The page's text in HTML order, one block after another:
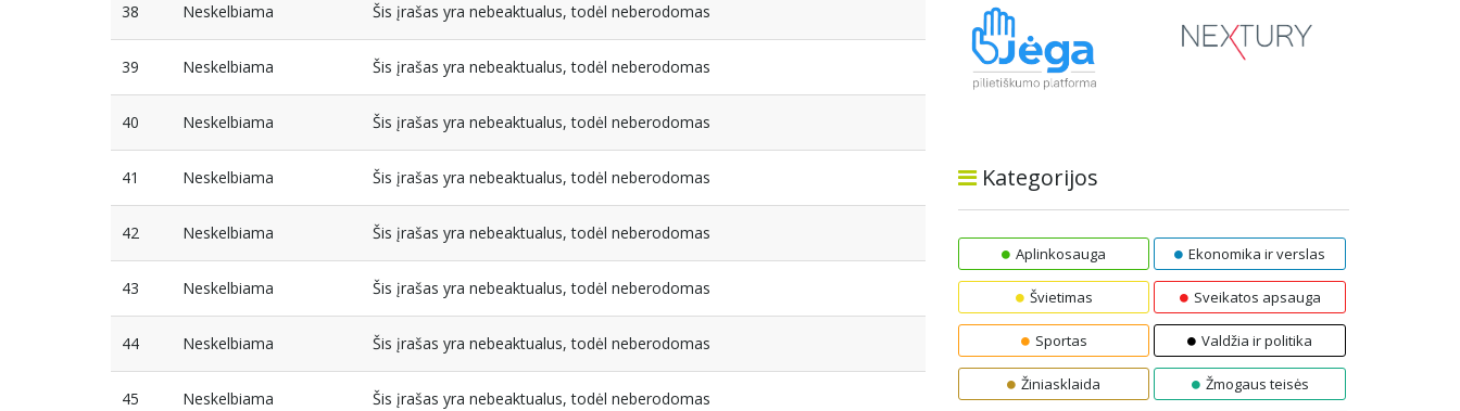
38 Neskelbiama Šis įrašas yra nebeaktualus, todėl neberodomas
39 Neskelbiama Šis įrašas yra nebeaktualus, todėl neberodomas
40 Neskelbiama Šis įrašas yra nebeaktualus, todėl neberodomas
41 Neskelbiama Šis įrašas yra nebeaktualus, todėl neberodomas
42 Neskelbiama Šis įrašas yra nebeaktualus, todėl neberodomas
43 Neskelbiama Šis įrašas yra nebeaktualus, todėl neberodomas
44 Neskelbiama Šis įrašas yra nebeaktualus, todėl neberodomas
45 Neskelbiama Šis įrašas yra nebeaktualus, todėl neberodomas
Kategorijos
Aplinkosauga Ekonomika ir verslas
Švietimas Sveikatos apsauga
Sportas Valdžia ir politika
Žiniasklaida Žmogaus teisės